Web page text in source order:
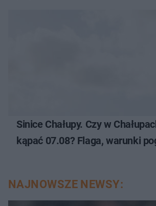
Sinice Chałupy. Czy w
kąpać 07.08? Flaga, warunki
NAJNOWSZE NEWSY: